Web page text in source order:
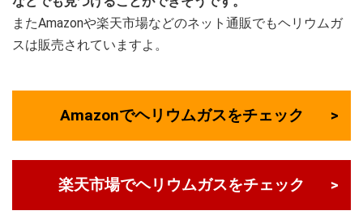
またAmazonや楽天市場などのネット通販でもヘリウムガ
スは販売されていますよ。
Amazonでヘリウムガスをチェック
楽天市場でヘリウムガスをチェック